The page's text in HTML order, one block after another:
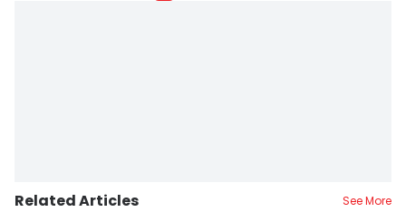
Related Articles See More